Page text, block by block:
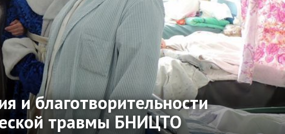
и благотворительности
травмы БНИЦТО